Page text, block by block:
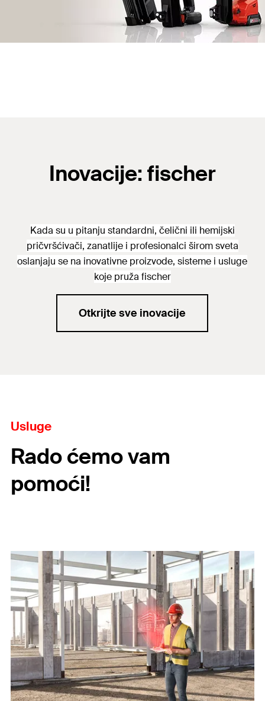
Inovacije: fischer
Kada su u pitanju standardni, čelični ili hemijski
pričvršćivači, zanatlije i profesionalci širom sveta
oslanjaju se na inovativne proizvode, sisteme i usluge
koje pruža fischer
Otkrijte sve inovacije
Usluge
Rado ćemo vam
pomoći!